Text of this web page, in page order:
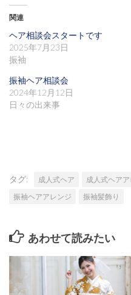
共
有
(新
し
ィ
ン
ド
ウ
で
ク
リ
ッ
ク
く
だ
さ
開
ま
関連
ヘア相談会スタートです
2025年7月23日
振袖
振袖ヘア相談会
2024年12月12日
日々の出来事
タグ: 成人式ヘア 成人式ヘア
振袖ヘアアレンジ
振袖髪飾り
あわせて読みたい